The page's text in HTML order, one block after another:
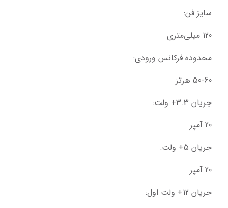
سایز فن:
120 میلی‌متری
محدوده فرکانس ورودی:
50-60 هرتز
جریان 3.3+ ولت:
20 آمپر
جریان 5+ ولت:
20 آمپر
جریان 12+ ولت اول: